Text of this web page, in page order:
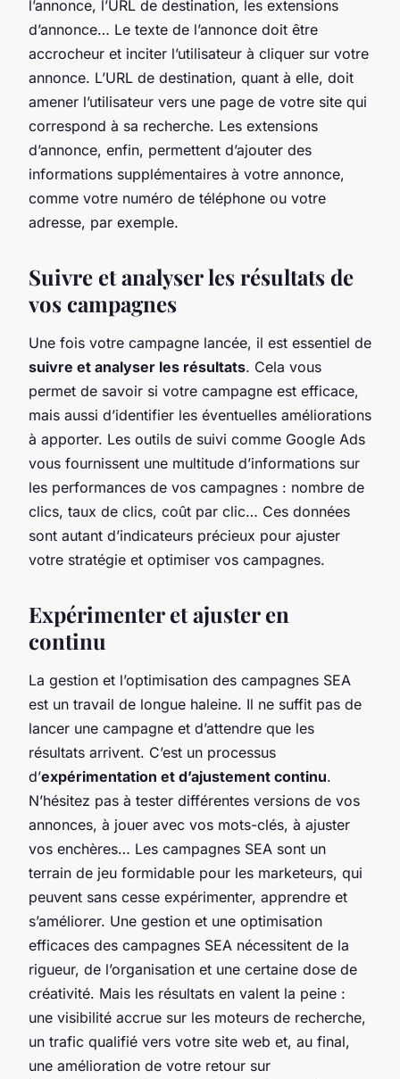
l’annonce, l’URL de destination, les extensions
d’annonce… Le texte de l’annonce doit être
accrocheur et inciter l’utilisateur à cliquer sur votre
annonce. L’URL de destination, quant à elle, doit
amener l’utilisateur vers une page de votre site qui
correspond à sa recherche. Les extensions
d’annonce, enfin, permettent d’ajouter des
informations supplémentaires à votre annonce,
comme votre numéro de téléphone ou votre
adresse, par exemple.
Suivre et analyser les résultats de
vos campagnes
Une fois votre campagne lancée, il est essentiel de
suivre et analyser les résultats. Cela vous
permet de savoir si votre campagne est efficace,
mais aussi d’identifier les éventuelles améliorations
à apporter. Les outils de suivi comme Google Ads
vous fournissent une multitude d’informations sur
les performances de vos campagnes : nombre de
clics, taux de clics, coût par clic… Ces données
sont autant d’indicateurs précieux pour ajuster
votre stratégie et optimiser vos campagnes.
Expérimenter et ajuster en
continu
La gestion et l’optimisation des campagnes SEA
est un travail de longue haleine. Il ne suffit pas de
lancer une campagne et d’attendre que les
résultats arrivent. C’est un processus
d’expérimentation et d’ajustement continu.
N’hésitez pas à tester différentes versions de vos
annonces, à jouer avec vos mots-clés, à ajuster
vos enchères… Les campagnes SEA sont un
terrain de jeu formidable pour les marketeurs, qui
peuvent sans cesse expérimenter, apprendre et
s’améliorer. Une gestion et une optimisation
efficaces des campagnes SEA nécessitent de la
rigueur, de l’organisation et une certaine dose de
créativité. Mais les résultats en valent la peine :
une visibilité accrue sur les moteurs de recherche,
un trafic qualifié vers votre site web et, au final,
une amélioration de votre retour sur